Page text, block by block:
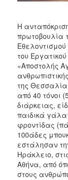
ΠΟΛΙΤΙΣΜΟΣ
ΑΝΘΕΚΤΙΚΗ
ΠΟΛΗ
Η
πρωτοβουλία
του
«Αποστολής
της
από 40 τόνοι
διάρκειας,
παιδικά
φροντίδας
100άδες
εστάλησαν
Ηράκλειο,
Αθήνα, από
στους